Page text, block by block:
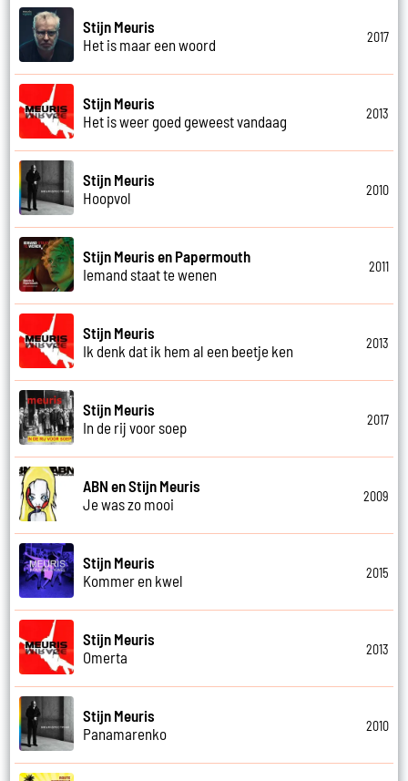
Stijn Meuris
Het is maar een woord
2017
Stijn Meuris
Het is weer goed geweest vandaag
2013
Stijn Meuris
Hoopvol
2010
Stijn Meuris en Papermouth
Iemand staat te wenen
2011
Stijn Meuris
Ik denk dat ik hem al een beetje ken
2013
Stijn Meuris
In de rij voor soep
2017
ABN en Stijn Meuris
Je was zo mooi
2009
Stijn Meuris
Kommer en kwel
2015
Stijn Meuris
Omerta
2013
Stijn Meuris
Panamarenko
2010